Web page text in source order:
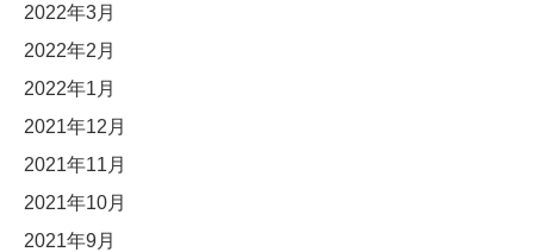
2022年3月
2022年2月
2022年1月
2021年12月
2021年11月
2021年10月
2021年9月